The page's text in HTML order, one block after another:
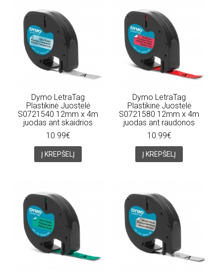
Dymo LetraTag
Plastikinė Juostelė
S0721540 12mm x 4m
juodas ant skaidrios
10.99€
Į KREPŠELĮ
Dymo LetraTag
Plastikinė Juostelė
S0721580 12mm x 4m
juodas ant raudonos
10.99€
Į KREPŠELĮ